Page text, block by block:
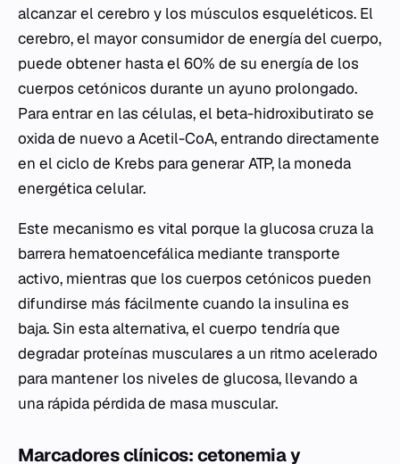
alcanzar el cerebro y los músculos esqueléticos. El
cerebro, el mayor consumidor de energía del cuerpo,
puede obtener hasta el 60% de su energía de los
cuerpos cetónicos durante un ayuno prolongado.
Para entrar en las células, el beta-hidroxibutirato se
oxida de nuevo aAcetil-CoA, entrando directamente
en el ciclo de Krebs para generar ATP, la moneda
energética celular.
Este mecanismo es vital porque la glucosa cruza la
barrera hematoencefálica mediante transporte
activo, mientras que los cuerpos cetónicos pueden
difundirse más fácilmente cuando la insulina es
baja. Sin esta alternativa, el cuerpo tendría que
degradar proteínas musculares a un ritmo acelerado
para mantener los niveles de glucosa, llevando a
una rápida pérdida de masa muscular.
Marcadores clínicos: cetonemia y